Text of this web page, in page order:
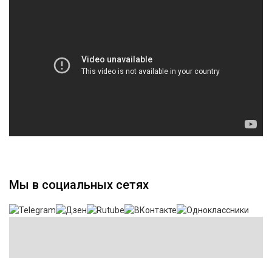
Мы в социальных сетях